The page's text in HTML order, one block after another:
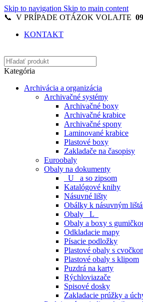
Skip to navigation Skip to main content
📞 V PRÍPADE OTÁZOK VOLAJTE
KONTAKT
Kategória
Archivácia a organizácia
Archivačné systémy
Archivačné boxy
Archivačné krabice
Archivačné spony
Laminované krabice
Plastové boxy
Zakladače na časopisy
Euroobaly
Obaly na dokumenty
_U_ a so zipsom
Katalógové knihy
Násuvné lišty
Obálky k násuvným
Obaly _L_
Obaly a boxy s
Odkladacie mapy
Písacie podložky
Plastové obaly s
Plastové obaly s klipom
Puzdrá na karty
Rýchloviazače
Spisové dosky
Zakladacie prúžky a